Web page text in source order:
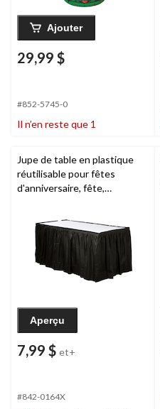
Ajouter
29,99 $
#852-5745-0
Il n’en reste que 1
Jupe de table en plastique
réutilisable pour fêtes
d'anniversaire, fête,
Aperçu
7,99 $ et+
#842-0164X